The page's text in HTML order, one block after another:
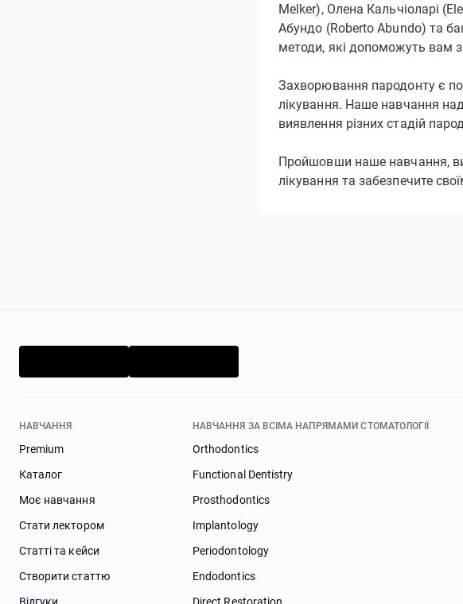
Melker), Олена Кальчіоларі
Абундо (Roberto Abundo) та
методи, які допоможуть вам
Захворювання пародонту є
лікування. Наше навчання
виявлення різних стадій
Пройшовши наше навчання, ви
лікування та забезпечите
НАВЧАННЯ
Premium
Каталог
Моє навчання
Стати лектором
Статті та кейси
Створити статтю
НАВЧАННЯ ЗА ВСІМА НАПРЯМАМИ СТОМАТОЛОГІЇ
Orthodontics
Functional Dentistry
Prosthodontics
Implantology
Periodontology
Endodontics